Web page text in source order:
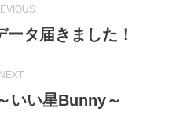
Previous
タ届きました！
NEXT
Next
いい星Bunny～